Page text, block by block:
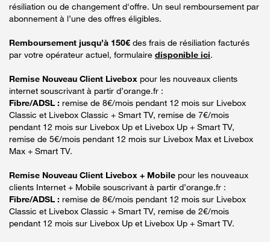
résiliation ou de changement d'offre. Un seul remboursement par
abonnement à l’une des offres éligibles.
Remboursement jusqu’à 150€ des frais de résiliation facturés
par votre opérateur actuel, formulaire disponible ici.
Remise Nouveau Client Livebox pour les nouveaux clients
internet souscrivant à partir d’orange.fr :
Fibre/ADSL : remise de 8€/mois pendant 12 mois sur Livebox
Classic et Livebox Classic + Smart TV, remise de 7€/mois
pendant 12 mois sur Livebox Up et Livebox Up + Smart TV,
remise de 5€/mois pendant 12 mois sur Livebox Max et Livebox
Max + Smart TV.
Remise Nouveau Client Livebox + Mobile pour les nouveaux
clients Internet + Mobile souscrivant à partir d’orange.fr :
Fibre/ADSL : remise de 8€/mois pendant 12 mois sur Livebox
Classic et Livebox Classic + Smart TV, remise de 2€/mois
pendant 12 mois sur Livebox Up et Livebox Up + Smart TV.